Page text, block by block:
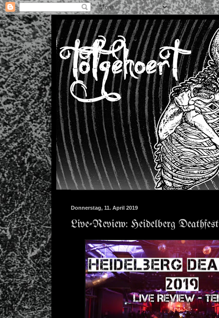
Donnerstag, 11. April 2019
Live-Review: Heidelberg